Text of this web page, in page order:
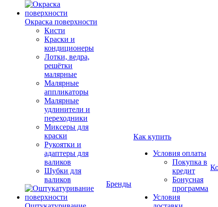
Окраска поверхности
Кисти
Краски и
кондиционеры
Лотки, ведра,
решётки
малярные
Малярные
аппликаторы
Малярные
удлинители и
переходники
Миксеры для
краски
Рукоятки и
адаптеры для
валиков
Шубки для
валиков
Бренды
Как купить
Условия оплаты
Покупка в
кредит
Бонусная
программа
Условия